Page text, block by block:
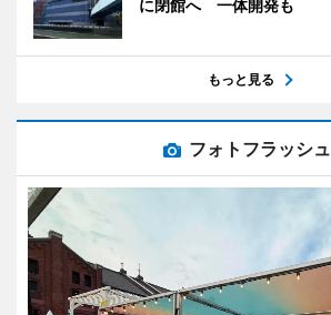
に閉館へ 一体開発も
もっと見る
フォトフラッシュ